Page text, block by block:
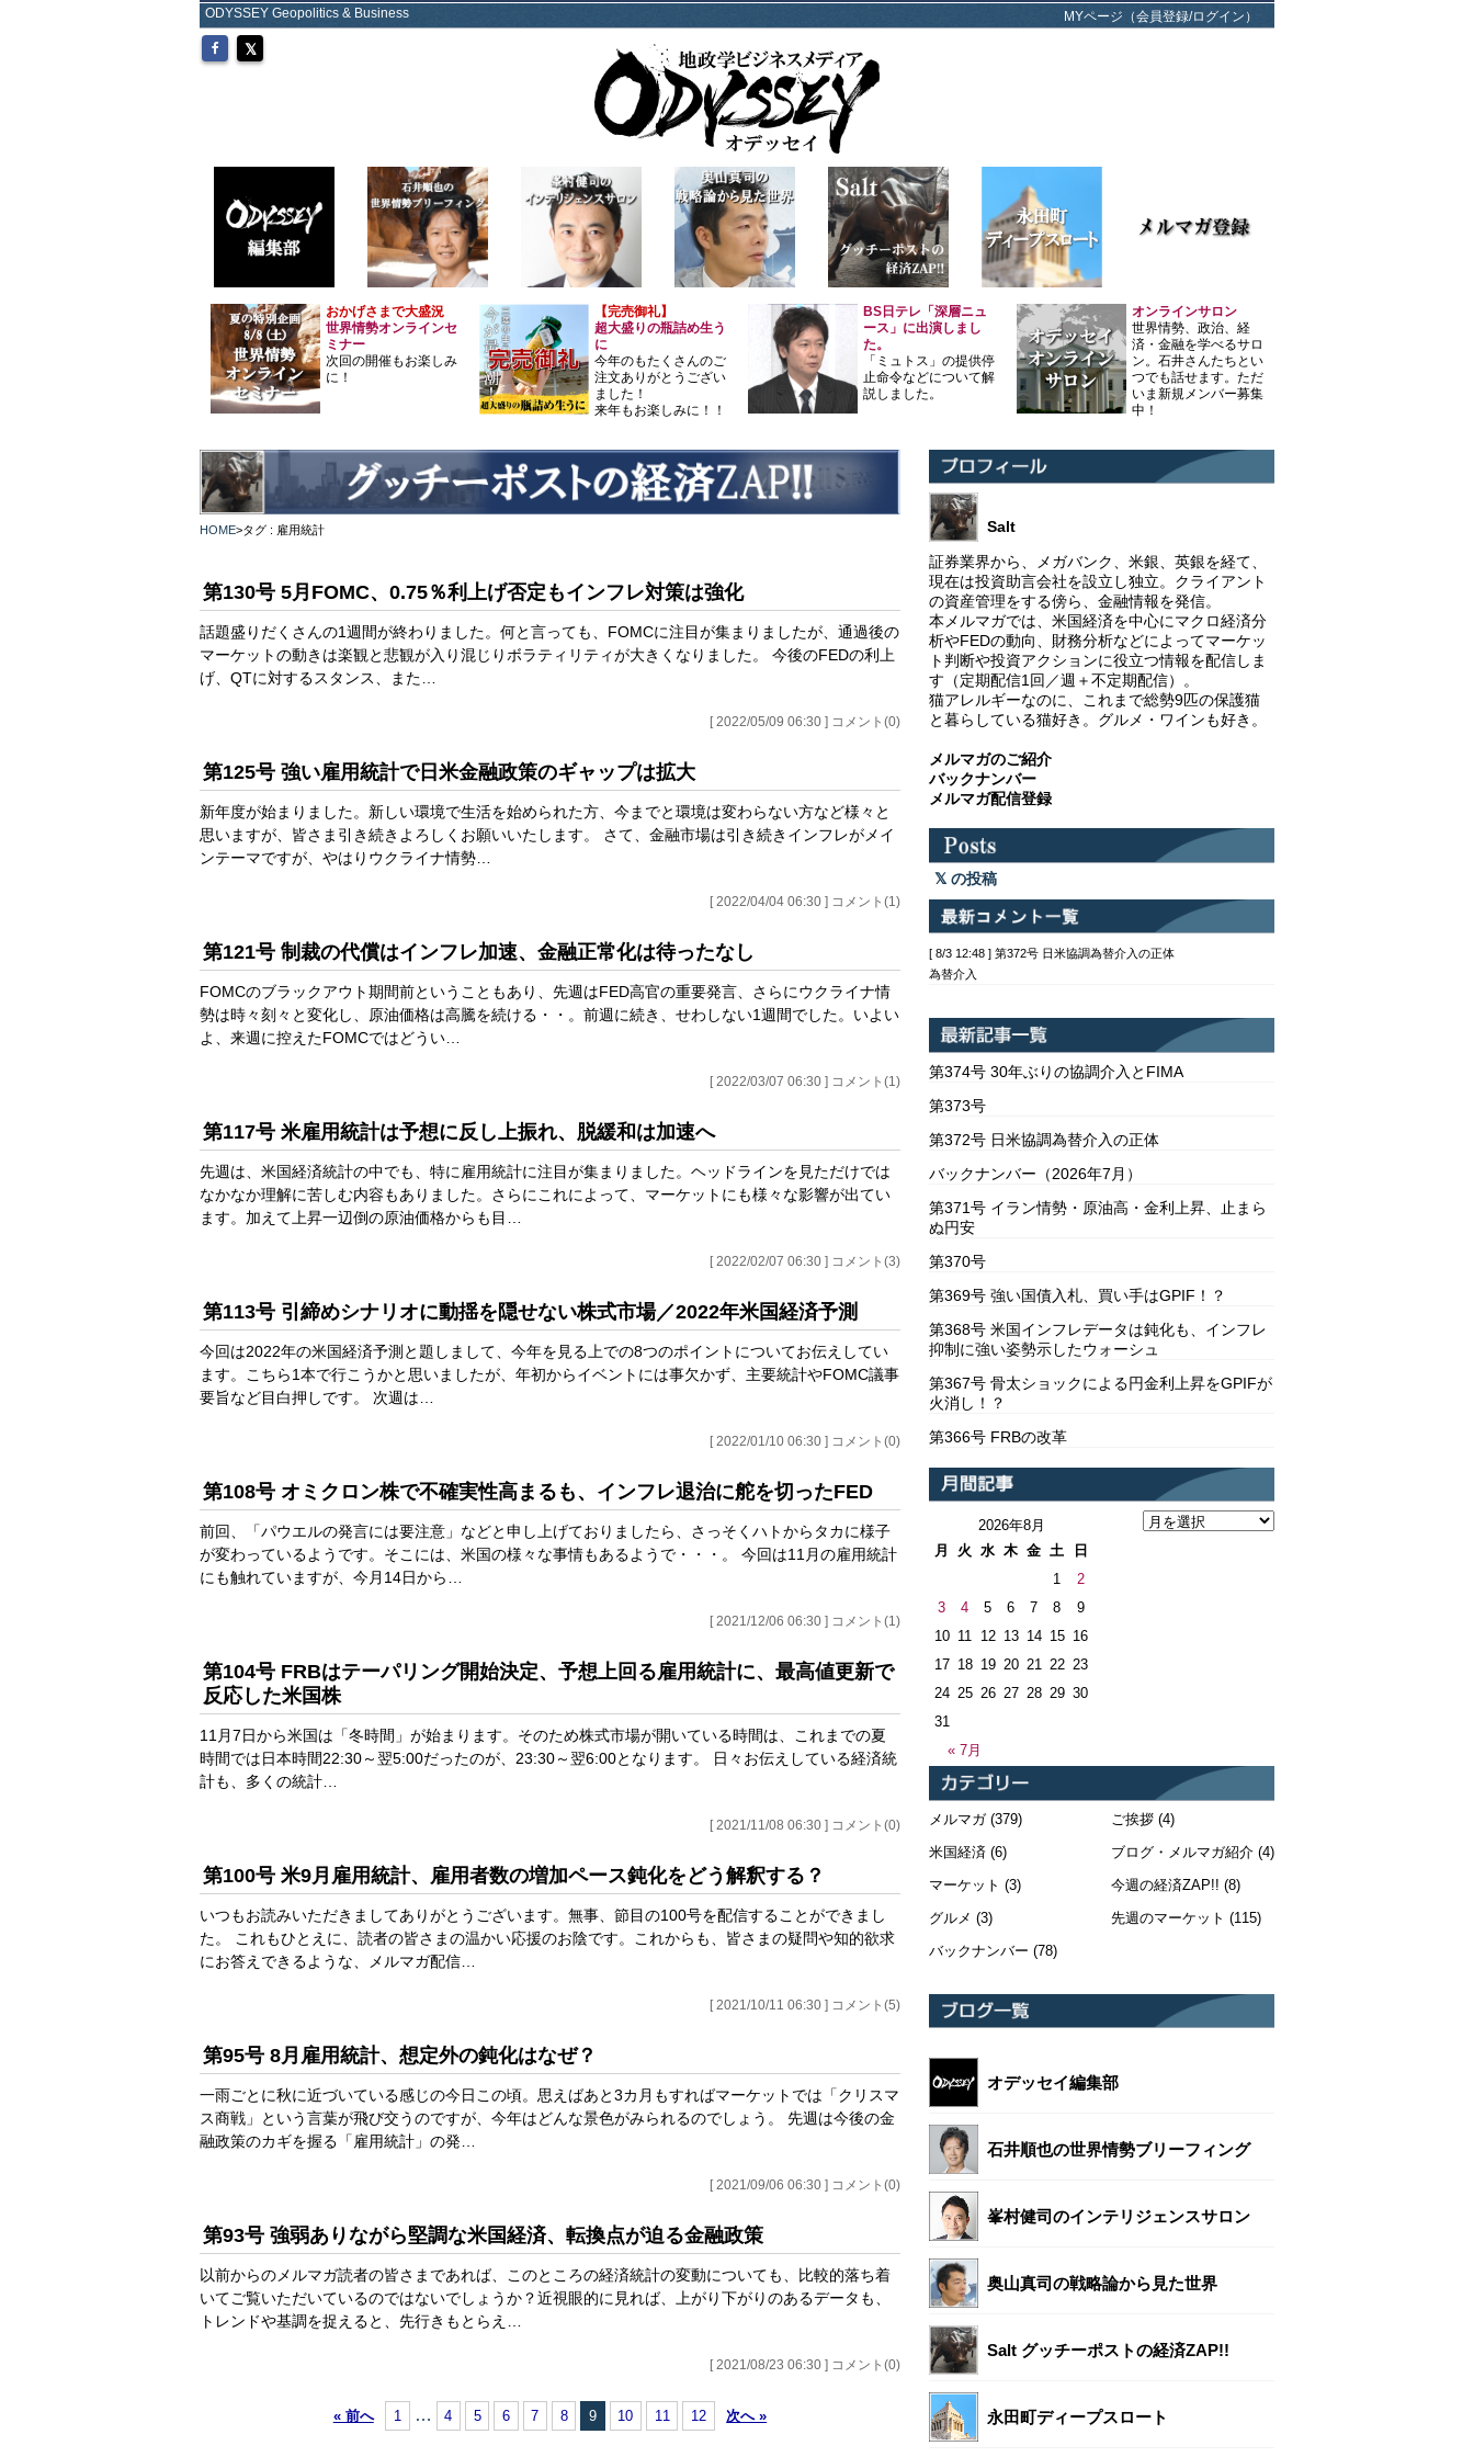
ODYSSEY Geopolitics & Business MYページ（会員登録/ログイン）
おかげさまで大盛況
世界情勢オンラインセ
ミナー
次回の開催もお楽しみ
に！
【完売御礼】
超大盛りの瓶詰め生う
に
今年のもたくさんのご
注文ありがとうござい
ました！
来年もお楽しみに！！
BS日テレ「深層ニュ
ース」に出演しまし
た。
「ミュトス」の提供停
止命令などについて解
説しました。
オンラインサロン
世界情勢、政治、経
済・金融を学べるサロ
ン。石井さんたちとい
つでも話せます。ただ
いま新規メンバー募集
中！
HOME>タグ : 雇用統計
第130号 5月FOMC、0.75％利上げ否定もインフレ対策は強化
話題盛りだくさんの1週間が終わりました。何と言っても、FOMCに注目が集まりましたが、通過後の
マーケットの動きは楽観と悲観が入り混じりボラティリティが大きくなりました。 今後のFEDの利上
げ、QTに対するスタンス、また…
[ 2022/05/09 06:30 ] コメント(0)
第125号 強い雇用統計で日米金融政策のギャップは拡大
新年度が始まりました。新しい環境で生活を始められた方、今までと環境は変わらない方など様々と
思いますが、皆さま引き続きよろしくお願いいたします。 さて、金融市場は引き続きインフレがメイ
ンテーマですが、やはりウクライナ情勢…
[ 2022/04/04 06:30 ] コメント(1)
第121号 制裁の代償はインフレ加速、金融正常化は待ったなし
FOMCのブラックアウト期間前ということもあり、先週はFED高官の重要発言、さらにウクライナ情
勢は時々刻々と変化し、原油価格は高騰を続ける・・。前週に続き、せわしない1週間でした。いよい
よ、来週に控えたFOMCではどうい…
[ 2022/03/07 06:30 ] コメント(1)
第117号 米雇用統計は予想に反し上振れ、脱緩和は加速へ
先週は、米国経済統計の中でも、特に雇用統計に注目が集まりました。ヘッドラインを見ただけでは
なかなか理解に苦しむ内容もありました。さらにこれによって、マーケットにも様々な影響が出てい
ます。加えて上昇一辺倒の原油価格からも目…
[ 2022/02/07 06:30 ] コメント(3)
第113号 引締めシナリオに動揺を隠せない株式市場／2022年米国経済予測
今回は2022年の米国経済予測と題しまして、今年を見る上での8つのポイントについてお伝えしてい
ます。こちら1本で行こうかと思いましたが、年初からイベントには事欠かず、主要統計やFOMC議事
要旨など目白押しです。 次週は…
[ 2022/01/10 06:30 ] コメント(0)
第108号 オミクロン株で不確実性高まるも、インフレ退治に舵を切ったFED
前回、「パウエルの発言には要注意」などと申し上げておりましたら、さっそくハトからタカに様子
が変わっているようです。そこには、米国の様々な事情もあるようで・・・。 今回は11月の雇用統計
にも触れていますが、今月14日から…
[ 2021/12/06 06:30 ] コメント(1)
第104号 FRBはテーパリング開始決定、予想上回る雇用統計に、最高値更新で
反応した米国株
11月7日から米国は「冬時間」が始まります。そのため株式市場が開いている時間は、これまでの夏
時間では日本時間22:30～翌5:00だったのが、23:30～翌6:00となります。 日々お伝えしている経済統
計も、多くの統計…
[ 2021/11/08 06:30 ] コメント(0)
第100号 米9月雇用統計、雇用者数の増加ペース鈍化をどう解釈する？
いつもお読みいただきましてありがとうございます。無事、節目の100号を配信することができまし
た。 これもひとえに、読者の皆さまの温かい応援のお陰です。これからも、皆さまの疑問や知的欲求
にお答えできるような、メルマガ配信…
[ 2021/10/11 06:30 ] コメント(5)
第95号 8月雇用統計、想定外の鈍化はなぜ？
一雨ごとに秋に近づいている感じの今日この頃。思えばあと3カ月もすればマーケットでは「クリスマ
ス商戦」という言葉が飛び交うのですが、今年はどんな景色がみられるのでしょう。 先週は今後の金
融政策のカギを握る「雇用統計」の発…
[ 2021/09/06 06:30 ] コメント(0)
第93号 強弱ありながら堅調な米国経済、転換点が迫る金融政策
以前からのメルマガ読者の皆さまであれば、このところの経済統計の変動についても、比較的落ち着
いてご覧いただいているのではないでしょうか？近視眼的に見れば、上がり下がりのあるデータも、
トレンドや基調を捉えると、先行きもとらえ…
[ 2021/08/23 06:30 ] コメント(0)
« 前へ 1 … 4 5 6 7 8 9 10 11 12 次へ »
Salt
証券業界から、メガバンク、米銀、英銀を経て、
現在は投資助言会社を設立し独立。クライアント
の資産管理をする傍ら、金融情報を発信。
本メルマガでは、米国経済を中心にマクロ経済分
析やFEDの動向、財務分析などによってマーケッ
ト判断や投資アクションに役立つ情報を配信しま
す（定期配信1回／週＋不定期配信）。
猫アレルギーなのに、これまで総勢9匹の保護猫
と暮らしている猫好き。グルメ・ワインも好き。
メルマガのご紹介
バックナンバー
メルマガ配信登録
の投稿
[ 8/3 12:48 ] 第372号 日米協調為替介入の正体
為替介入
第374号 30年ぶりの協調介入とFIMA
第373号
第372号 日米協調為替介入の正体
バックナンバー（2026年7月）
第371号 イラン情勢・原油高・金利上昇、止まら
ぬ円安
第370号
第369号 強い国債入札、買い手はGPIF！？
第368号 米国インフレデータは鈍化も、インフレ
抑制に強い姿勢示したウォーシュ
第367号 骨太ショックによる円金利上昇をGPIFが
火消し！？
第366号 FRBの改革
2026年8月
月
火 水 木 金 土 日
« 7月
1
2
3
4 5 6 7 8
9
10 11 12 13 14 15 16
17 18 19 20 21 22 23
24 25 26 27 28 29 30
31
メルマガ(379)
米国経済 (6)
マーケット (3)
グルメ (3)
バックナンバー (78)
ご挨拶(4)
ブログ・メルマガ紹介(4)
今週の経済ZAP!! (8)
先週のマーケット (115)
オデッセイ編集部
石井順也の世界情勢ブリーフィング
峯村健司のインテリジェンスサロン
奥山真司の戦略論から見た世界
Salt グッチーポストの経済ZAP!!
永田町ディープスロート